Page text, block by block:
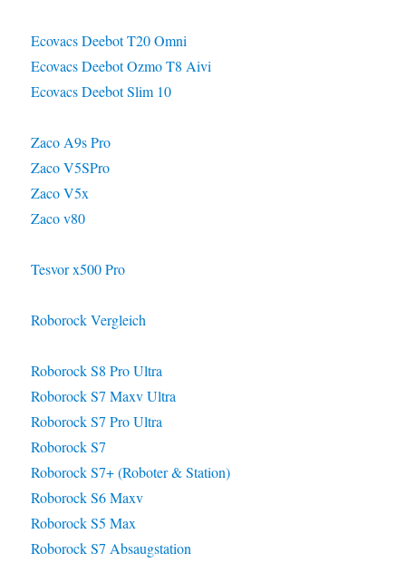
Ecovacs Deebot T20 Omni
Ecovacs Deebot Ozmo T8 Aivi
Ecovacs Deebot Slim 10
Zaco A9s Pro
Zaco V5SPro
Zaco V5x
Zaco v80
Tesvor x500 Pro
Roborock Vergleich
Roborock S8 Pro Ultra
Roborock S7 Maxv Ultra
Roborock S7 Pro Ultra
Roborock S7
Roborock S7+ (Roboter & Station)
Roborock S6 Maxv
Roborock S5 Max
Roborock S7 Absaugstation